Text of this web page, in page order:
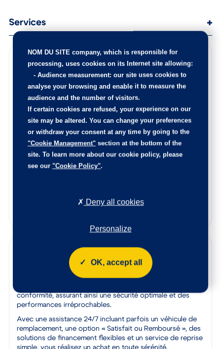
Services
Points de contrôle
100 points de contrôle ont été réalisés sur cette voiture
Les éventuelles pièces endommagées ont été remplacées,
l’intérieur est nettoyé de fond en comble, et la carrosserie
rajeunie.
Le certificat d’état et d’origine de cette occasion, vous
sera remis lors de la livraison.
N’hésitez pas à nous contacter afin de connaitre l’origine
de ce véhicule, les points de contrôle réalisés ainsi que les
pièces remplacées sur ce véhicule.
Estimez votre voiture en quelques clics
Bénéficiez de la qualité et de la fiabilité des véhicules
certifiés par le label Spoticar. Chaque véhicule est soumis
conformité, assurant ainsi une sécurité optimale et des
performances irréprochables.
Avec une assistance 24/7 incluant parfois un véhicule de
remplacement, une option « Satisfait ou Remboursé », des
solutions de financement flexibles et un service de reprise
NOM DU SITE company, which is responsible for
processing, uses cookies on its Internet site allowing:
- Audience measurement: our site uses cookies to
analyse your browsing and enable it to measure the
audience and the number of visitors.
If certain cookies are refused, your experience on our
site may be altered. You can change your preferences
or withdraw your consent at any time by going to the
"Cookie Management" section at the bottom of the
site. To learn more about our cookie policy, please
see our "Cookie Policy".
OK, accept all
Personalize
Deny all cookies